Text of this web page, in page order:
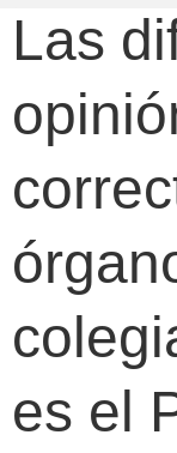
Las
es el